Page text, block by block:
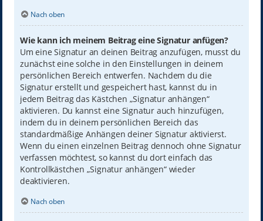
Nach oben
Wie kann ich meinem Beitrag eine Signatur anfügen?
Um eine Signatur an deinen Beitrag anzufügen, musst du
zunächst eine solche in den Einstellungen in deinem
persönlichen Bereich entwerfen. Nachdem du die
Signatur erstellt und gespeichert hast, kannst du in
jedem Beitrag das Kästchen „Signatur anhängen“
aktivieren. Du kannst eine Signatur auch hinzufügen,
indem du in deinem persönlichen Bereich das
standardmäßige Anhängen deiner Signatur aktivierst.
Wenn du einen einzelnen Beitrag dennoch ohne Signatur
verfassen möchtest, so kannst du dort einfach das
Kontrollkästchen „Signatur anhängen“ wieder
deaktivieren.
Nach oben